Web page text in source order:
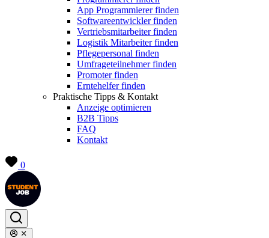
App Programmierer finden
Softwareentwickler finden
Vertriebsmitarbeiter finden
Logistik Mitarbeiter finden
Pflegepersonal finden
Umfrageteilnehmer finden
Promoter finden
Erntehelfer finden
Praktische Tipps & Kontakt
Anzeige optimieren
B2B Tipps
FAQ
Kontakt
0